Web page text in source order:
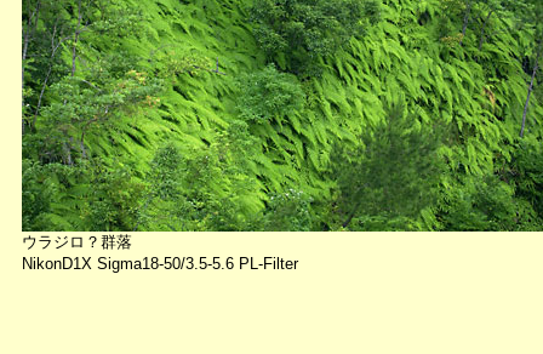
ウラジロ？群落
NikonD1X Sigma18-50/3.5-5.6 PL-Filter